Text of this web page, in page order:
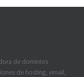
de dominios
de hosting, email,